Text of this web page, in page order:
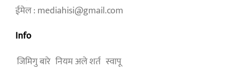
ईमेल : mediahisi@gmail.com
Info
जिमिगु बारे नियम अले शर्त स्वापू